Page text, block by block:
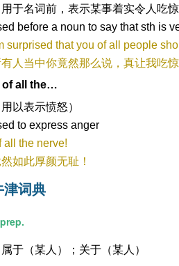
用于名词前，表示某事着实令人吃
before a noun to say that sth is
surprised that you of all people
有人当中你竟然那么说，真让我吃惊
of all the…
用以表示愤怒）
to express anger
all the nerve!
如此厚颜无耻！
津词典
prep.
属于（某人）；关于（某人）